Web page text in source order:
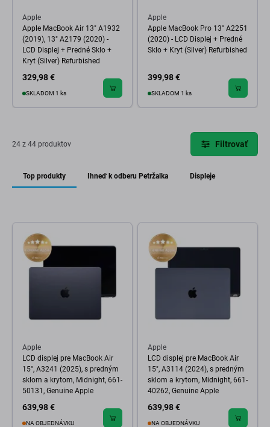
Apple
Apple MacBook Air 13" A1932
(2019), 13" A2179 (2020) -
LCD Displej + Predné Sklo +
Kryt (Silver) Refurbished
329,98 €
SKLADOM 1 ks
Apple
Apple MacBook Pro 13" A2251
(2020) - LCD Displej + Predné
Sklo + Kryt (Silver) Refurbished
399,98 €
SKLADOM 1 ks
24 z 44 produktov Filtrovať
Top produkty Ihneď k odberu Petržalka Displeje
Apple
LCD displej pre MacBook Air
15", A3241 (2025), s predným
sklom a krytom, Midnight, 661-
50131, Genuine Apple
639,98 €
NA OBJEDNÁVKU
Apple
LCD displej pre MacBook Air
15", A3114 (2024), s predným
sklom a krytom, Midnight, 661-
40262, Genuine Apple
639,98 €
NA OBJEDNÁVKU